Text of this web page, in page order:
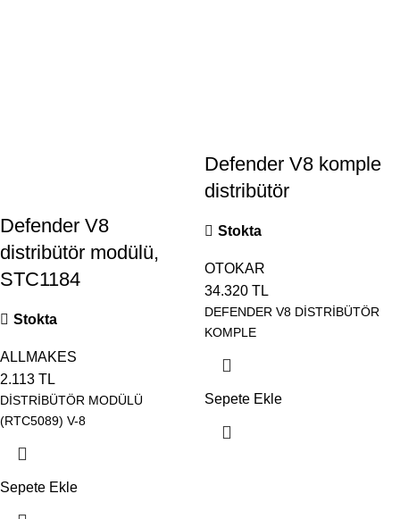
Defender V8
distribütör modülü,
STC1184
Stokta
ALLMAKES
2.113 TL
DİSTRİBÜTÖR MODÜLÜ
(RTC5089) V-8
Sepete Ekle
Defender V8 komple
distribütör
Stokta
OTOKAR
34.320 TL
DEFENDER V8 DİSTRİBÜTÖR
KOMPLE
Sepete Ekle